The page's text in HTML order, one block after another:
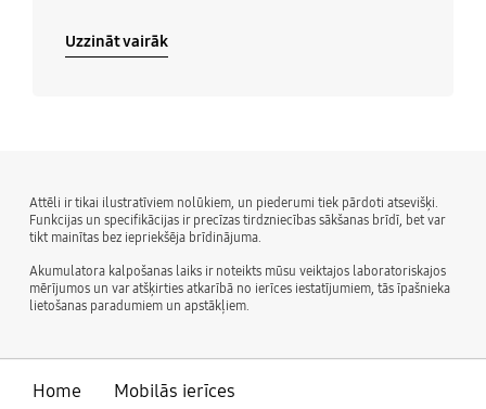
Uzzināt vairāk
Attēli ir tikai ilustratīviem nolūkiem, un piederumi tiek pārdoti atsevišķi.
Funkcijas un specifikācijas ir precīzas tirdzniecības sākšanas brīdī, bet var
tikt mainītas bez iepriekšēja brīdinājuma.
Akumulatora kalpošanas laiks ir noteikts mūsu veiktajos laboratoriskajos
mērījumos un var atšķirties atkarībā no ierīces iestatījumiem, tās īpašnieka
lietošanas paradumiem un apstākļiem.
Home
Mobilās ierīces